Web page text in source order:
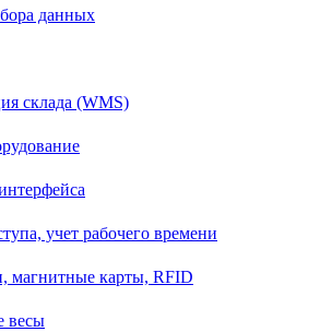
данных
склада (WMS)
учет рабочего времени
магнитные карты, RFID
весы